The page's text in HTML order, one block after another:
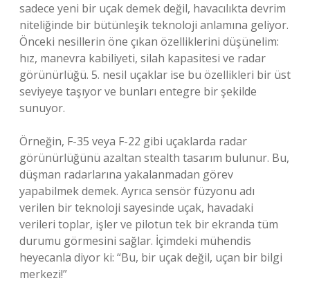
sadece yeni bir uçak demek değil, havacılıkta devrim
niteliğinde bir bütünleşik teknoloji anlamına geliyor.
Önceki nesillerin öne çıkan özelliklerini düşünelim:
hız, manevra kabiliyeti, silah kapasitesi ve radar
görünürlüğü. 5. nesil uçaklar ise bu özellikleri bir üst
seviyeye taşıyor ve bunları entegre bir şekilde
sunuyor.
Örneğin, F-35 veya F-22 gibi uçaklarda radar
görünürlüğünü azaltan stealth tasarım bulunur. Bu,
düşman radarlarına yakalanmadan görev
yapabilmek demek. Ayrıca sensör füzyonu adı
verilen bir teknoloji sayesinde uçak, havadaki
verileri toplar, işler ve pilotun tek bir ekranda tüm
durumu görmesini sağlar. İçimdeki mühendis
heyecanla diyor ki: “Bu, bir uçak değil, uçan bir bilgi
merkezi!”